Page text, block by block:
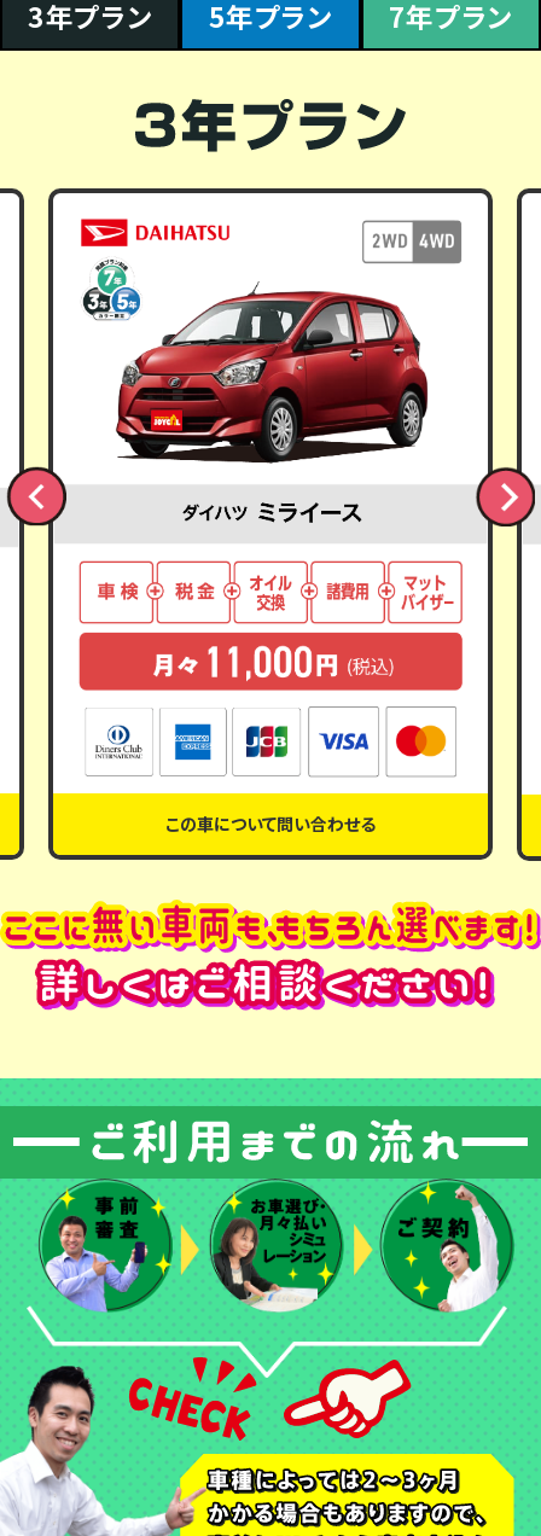
3年プラン 5年プラン 7年プラン
この車について問い合わせる
この車について問い合わせる
この車について問い合わせる